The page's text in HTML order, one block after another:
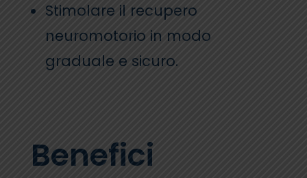
Stimolare il recupero
neuromotorio in modo
graduale e sicuro.
Benefici